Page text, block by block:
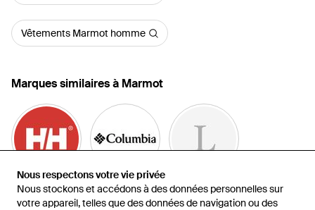
Nous respectons votre vie privée
Nous stockons et accédons à des données personnelles sur
votre appareil, telles que des données de navigation ou des
Nous respectons votre vie privée
Nous stockons et accédons à des données personnelles sur
votre appareil, telles que des données de navigation ou des
Vêtements Marmot homme
Marques similaires à Marmot
Helly Hansen Columbia Jack Wolfskin